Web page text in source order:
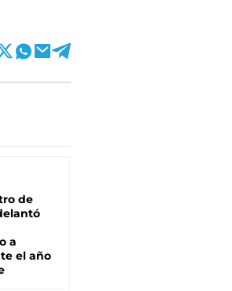
de
a
el año